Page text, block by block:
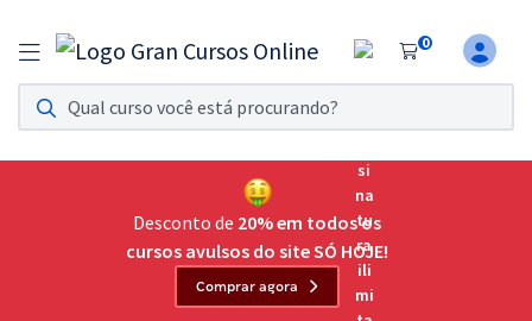
0
Assinatura Ilimitada 11
Acesso a todos os cursos. Teste grátis por 7 dias!
Assinatura OAB Até Passar
Acesso ilimitado a toda preparação para o Exame da
Residências Multiprofissionais
Desconto de 20% em todos os
cursos avulsos do site SÓ HOJE!
Comprar agora